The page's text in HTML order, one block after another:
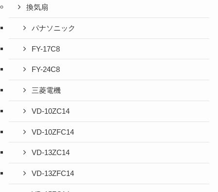
換気扇
パナソニック
FY-17C8
FY-24C8
三菱電機
VD-10ZC14
VD-10ZFC14
VD-13ZC14
VD-13ZFC14